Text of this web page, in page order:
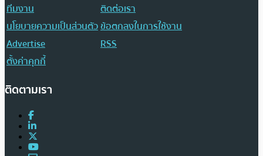
ทีมงาน
ติดต่อเรา
นโยบายความเป็นส่วนตัวข้อตกลงในการใช้งาน
Advertise
RSS
ตั้งค่าคุกกี้
ติดตามเรา